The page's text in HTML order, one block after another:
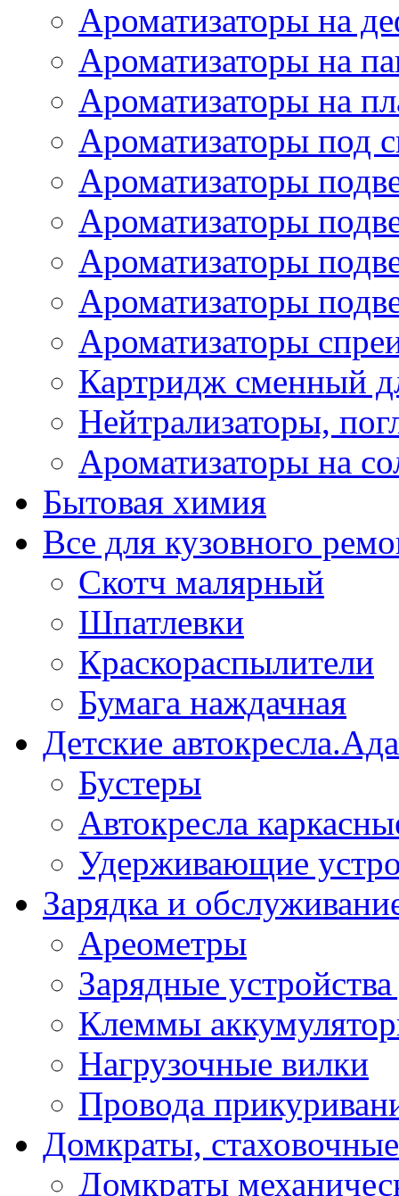
Ароматизаторы на
Ароматизаторы на
Ароматизаторы на
Ароматизаторы под
Ароматизаторы
Ароматизаторы
Ароматизаторы
Ароматизаторы
Ароматизаторы
Картридж сменный
Нейтрализаторы,
Ароматизаторы на
Бытовая химия
Все для кузовного
Скотч малярный
Шпатлевки
Краскораспылители
Бумага наждачная
Детские
Бустеры
Автокресла
Удерживающие
Зарядка и
Ареометры
Зарядные
Клеммы
Нагрузочные вилки
Провода
Домкраты,
Домкраты